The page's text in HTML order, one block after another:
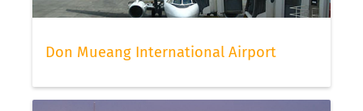
Don Mueang International Airport